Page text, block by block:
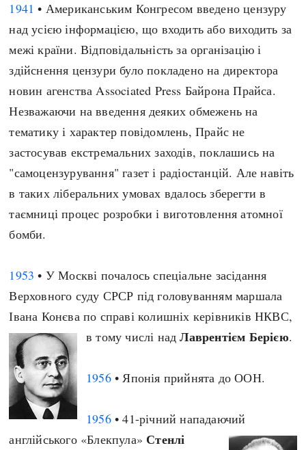
1941 • Американським Конгресом введено цензуру
над усією інформацією, що входить або виходить за
межі країни. Відповідальність за організацію і
здійснення цензури було покладено на директора
новин агенства Associated Press Байрона Прайса.
Незважаючи на введення деяких обмежень на
тематику і характер повідомлень, Прайс не
застосував екстремальних заходів, поклашись на
"самоцензурування" газет і радіостанцій. Але навіть
в таких ліберальних умовах вдалось зберегти в
таємниці процес розробки і виготовлення атомної
бомби.
1953 • У Москві почалось спеціальне засідання
Верховного суду СРСР під головуванням маршала
Івана Конєва по справі колишніх керівників НКВС,
в тому числі надЛаврентієм Берією.
1956• Японія прийнята до ООН.
1956• 41-річний нападаючий
англійського «Блекпула» Стенлі